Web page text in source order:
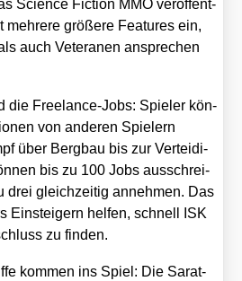
Sci­ence Fic­tion MMO ver­öf­fent­
meh­re­re grö­ße­re Fea­tures ein,
auch Vete­ra­nen anspre­chen
die Free­lan­ce-Jobs: Spie­ler kön­
von ande­ren Spie­lern
über Berg­bau bis zur Ver­tei­di­
bis zu 100 Jobs aus­schrei­
drei gleich­zei­tig anneh­men. Das
Ein­stei­gern hel­fen, schnell ISK
zu fin­den.
kom­men ins Spiel: Die Sara­t­